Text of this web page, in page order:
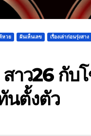
หวย ฝันเห็นเลข เรื่องเล่าก่อนรุ่งสาง
สาว26 กั
นตั้งตัว